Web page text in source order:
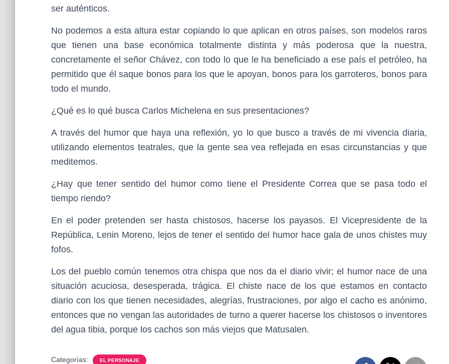
ser auténticos.
No podemos a esta altura estar copiando lo que aplican en otros países, son modelos raros
que tienen una base económica totalmente distinta y más poderosa que la nuestra,
concretamente el señor Chávez, con todo lo que le ha beneficiado a ese país el petróleo, ha
permitido que él saque bonos para los que le apoyan, bonos para los garroteros, bonos para
todo el mundo.
¿Qué es lo qué busca Carlos Michelena en sus presentaciones?
A través del humor que haya una reflexión, yo lo que busco a través de mi vivencia diaria,
utilizando elementos teatrales, que la gente sea vea reflejada en esas circunstancias y que
meditemos.
¿Hay que tener sentido del humor como tiene el Presidente Correa que se pasa todo el
tiempo riendo?
En el poder pretenden ser hasta chistosos, hacerse los payasos. El Vicepresidente de la
República, Lenin Moreno, lejos de tener el sentido del humor hace gala de unos chistes muy
fofos.
Los del pueblo común tenemos otra chispa que nos da el diario vivir; el humor nace de una
situación acuciosa, desesperada, trágica. El chiste nace de los que estamos en contacto
diario con los que tienen necesidades, alegrías, frustraciones, por algo el cacho es anónimo,
entonces que no vengan las autoridades de turno a querer hacerse los chistosos o inventores
del agua tibia, porque los cachos son más viejos que Matusalen.
Categorías: EL PERSONAJE